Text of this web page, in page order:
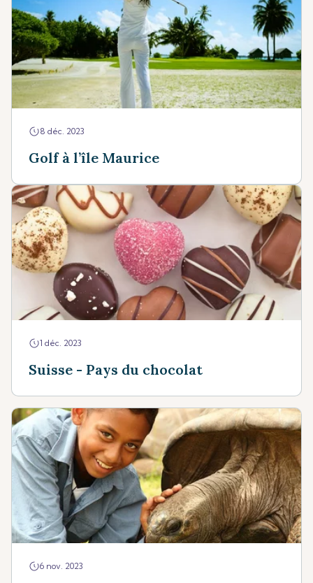
8 déc. 2023
Golf à l’île Maurice
1 déc. 2023
Suisse - Pays du chocolat
6 nov. 2023